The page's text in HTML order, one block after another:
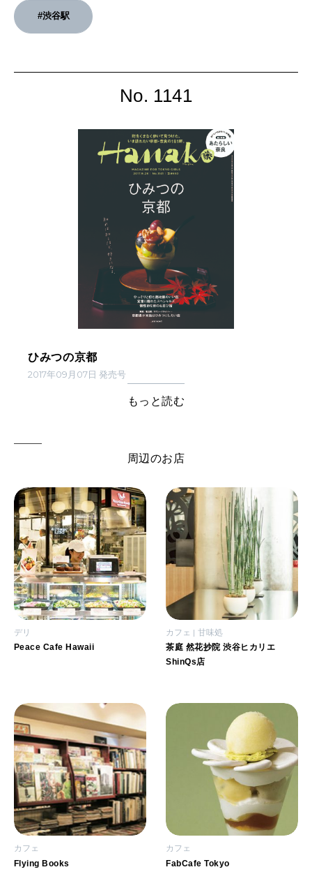
#渋谷駅
No. 1141
ひみつの京都
2017年09月07日 発売号
もっと読む
周辺のお店
デリ
Peace Cafe Hawaii
カフェ 甘味処
茶庭 然花抄院 渋谷ヒカリエ
ShinQs店
カフェ
Flying Books
カフェ
FabCafe Tokyo